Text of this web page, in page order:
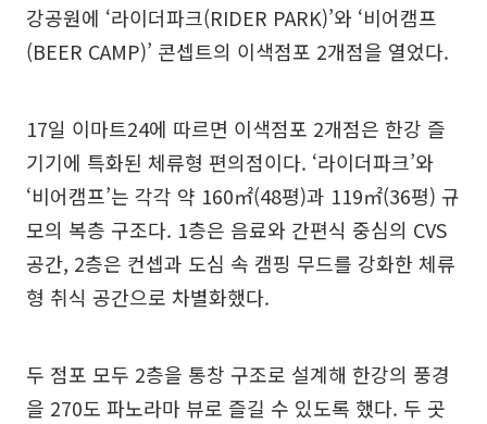
강공원에 ‘라이더파크(RIDER PARK)’와 ‘비어캠프
(BEER CAMP)’ 콘셉트의 이색점포 2개점을 열었다.
17일 이마트24에 따르면 이색점포 2개점은 한강 즐
기기에 특화된 체류형 편의점이다. ‘라이더파크’와
‘비어캠프’는 각각 약 160㎡(48평)과 119㎡(36평) 규
모의 복층 구조다. 1층은 음료와 간편식 중심의 CVS
공간, 2층은 컨셉과 도심 속 캠핑 무드를 강화한 체류
형 취식 공간으로 차별화했다.
두 점포 모두 2층을 통창 구조로 설계해 한강의 풍경
을 270도 파노라마 뷰로 즐길 수 있도록 했다. 두 곳